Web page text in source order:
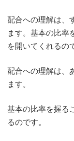
配合への理解は、
ます。基本の比率
を開いてくれるの
配合への理解は、
ます。
基本の比率を握る
るのです。